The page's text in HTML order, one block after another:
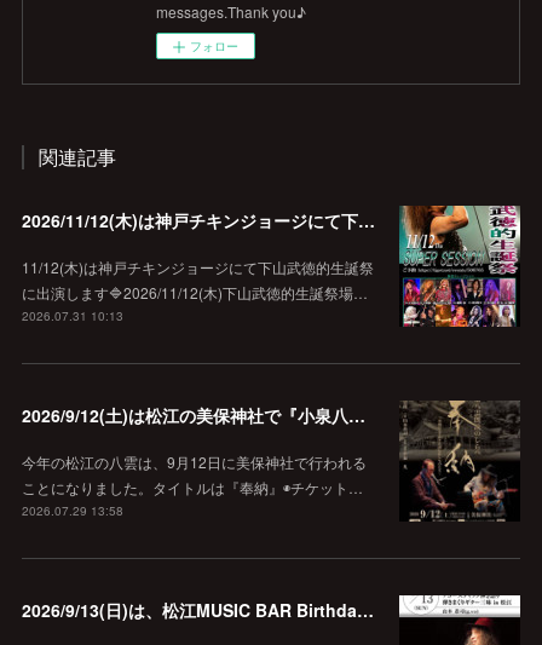
messages.Thank you♪
フォロー
関連記事
2026/11/12(木)は神戸チキンジョージにて下山武徳的生誕祭に出演します♪
11/12(木)は神戸チキンジョージにて下山武徳的生誕祭
に出演します🔷2026/11/12(木)下山武徳的生誕祭場…
2026.07.31 10:13
2026/9/12(土)は松江の美保神社で『小泉八雲朗読のしらべ』
今年の松江の八雲は、9月12日に美保神社で行われる
ことになりました。タイトルは『奉納』◉チケット…
2026.07.29 13:58
2026/9/13(日)は、松江MUSIC BAR Birthdayでアコースティック弾き語り弾きまくりギター三昧♪